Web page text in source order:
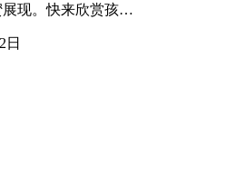
展现。快来欣赏孩…
日